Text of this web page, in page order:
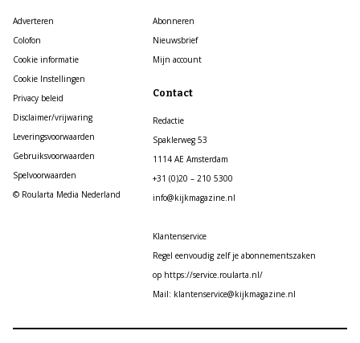
Adverteren
Colofon
Cookie informatie
Cookie Instellingen
Privacy beleid
Disclaimer/vrijwaring
Leveringsvoorwaarden
Gebruiksvoorwaarden
Spelvoorwaarden
© Roularta Media Nederland
Abonneren
Nieuwsbrief
Mijn account
Contact
Redactie
Spaklerweg 53
1114 AE Amsterdam
+31 (0)20 – 210 5300
info@kijkmagazine.nl
Klantenservice
Regel eenvoudig zelf je abonnementszaken
op https://service.roularta.nl/
Mail: klantenservice@kijkmagazine.nl